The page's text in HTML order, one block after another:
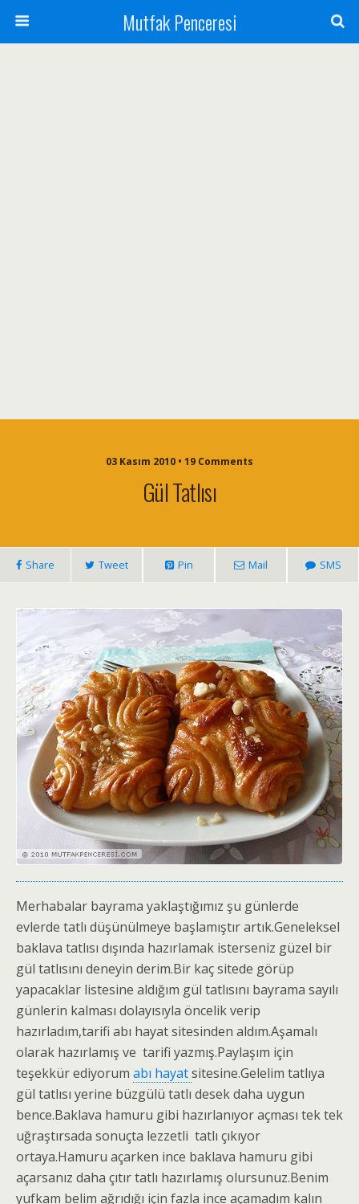
Mutfak Penceresi
03 Kasım 2010 • 19 Comments
Gül Tatlısı
Share Tweet Pin Mail SMS
Merhabalar bayrama yaklaştığımız şu günlerde
evlerde tatlı düşünülmeye başlamıştır artık.Geneleksel
baklava tatlısı dışında hazırlamak isterseniz güzel bir
gül tatlısını deneyin derim.Bir kaç sitede görüp
yapacaklar listesine aldığım gül tatlısını bayrama sayılı
günlerin kalması dolayısıyla öncelik verip
hazırladım,tarifi abı hayat sitesinden aldım.Aşamalı
olarak hazırlamış ve tarifi yazmış.Paylaşım için
teşekkür ediyorum abı hayatsitesine.Gelelim tatlıya
gül tatlısı yerine büzgülü tatlı desek daha uygun
bence.Baklava hamuru gibi hazırlanıyor açması tek tek
uğraştırsada sonuçta lezzetli tatlı çıkıyor
ortaya.Hamuru açarken ince baklava hamuru gibi
açarsanız daha çıtır tatlı hazırlamış olursunuz.Benim
yufkam belim ağrıdığı için fazla ince açamadım kalın